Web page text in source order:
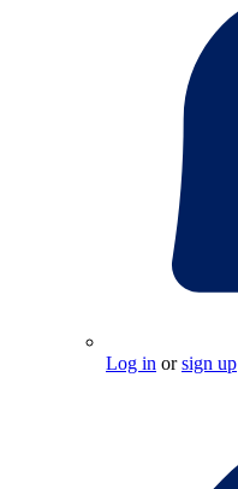
Log in orsign up